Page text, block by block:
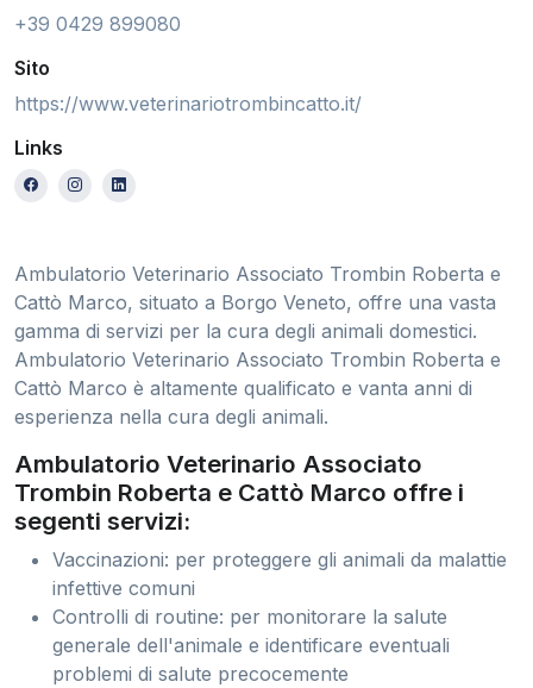
+39 0429 899080
Sito
https://www.veterinariotrombincatto.it/
Links
Ambulatorio Veterinario Associato Trombin Roberta e
Cattò Marco, situato a Borgo Veneto, offre una vasta
gamma di servizi per la cura degli animali domestici.
Ambulatorio Veterinario Associato Trombin Roberta e
Cattò Marco è altamente qualificato e vanta anni di
esperienza nella cura degli animali.
Ambulatorio Veterinario Associato
Trombin Roberta e Cattò Marco offre i
segenti servizi:
Vaccinazioni: per proteggere gli animali da malattie
infettive comuni
Controlli di routine: per monitorare la salute
generale dell'animale e identificare eventuali
problemi di salute precocemente